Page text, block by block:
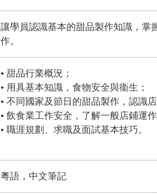
讓學員認識基本的甜品製作知識，掌
作。
• 甜品行業概況；
• 用具基本知識，食物安全與衞生；
• 不同國家及節日的甜品製作，認識
• 飲食業工作安全，了解一般店鋪運作
• 職涯規劃、求職及面試基本技巧。
粵語，中文筆記